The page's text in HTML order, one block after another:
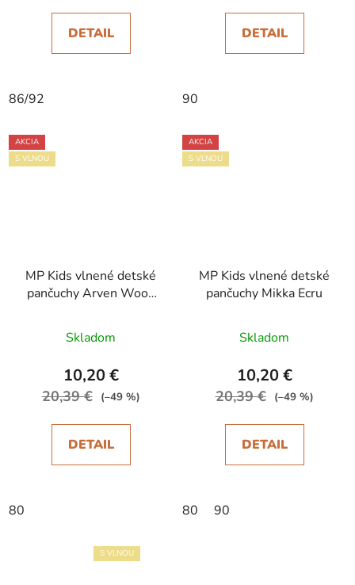
DETAIL
86/92
DETAIL
90
AKCIA
S VLNOU
MP Kids vlnené detské
pančuchy Arven Wood
Skladom
10,20 €
20,39 € (–49 %)
DETAIL
80
AKCIA
S VLNOU
MP Kids vlnené detské
pančuchy Mikka Ecru
Skladom
10,20 €
20,39 € (–49 %)
DETAIL
80 90
S VLNOU